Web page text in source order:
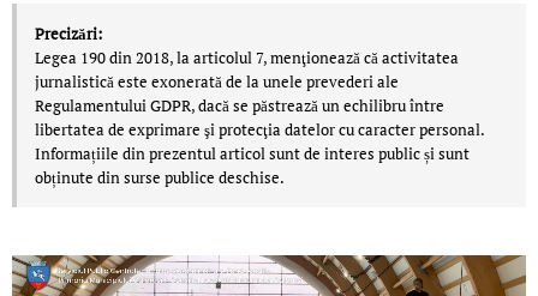
Precizări:
Legea 190 din 2018, la articolul 7, menţionează că activitatea
jurnalistică este exonerată de la unele prevederi ale
Regulamentului GDPR, dacă se păstrează un echilibru între
libertatea de exprimare şi protecţia datelor cu caracter personal.
Informațiile din prezentul articol sunt de interes public și sunt
obținute din surse publice deschise.